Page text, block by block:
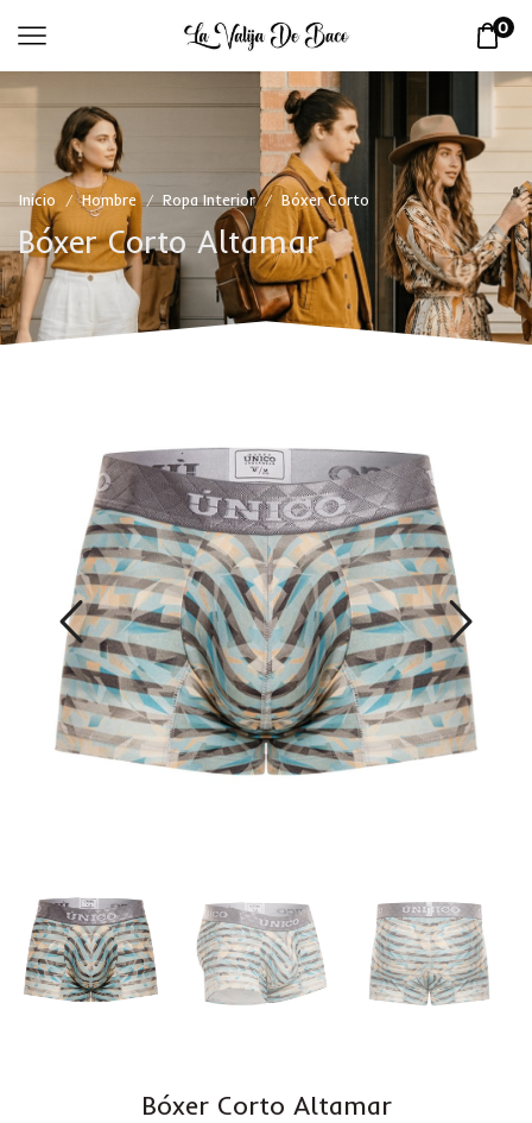
0
Inicio / Hombre / Ropa Interior / Bóxer Corto
Bóxer Corto Altamar
Bóxer Corto Altamar